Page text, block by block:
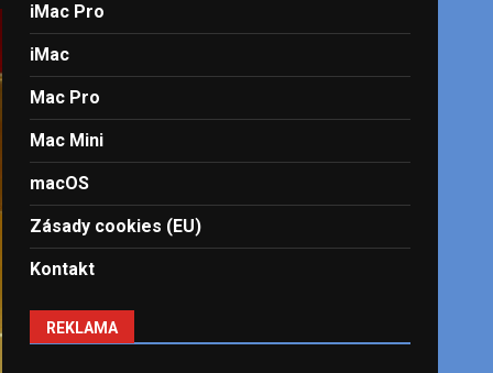
iMac Pro
iMac
Mac Pro
Mac Mini
macOS
Zásady cookies (EU)
Kontakt
REKLAMA